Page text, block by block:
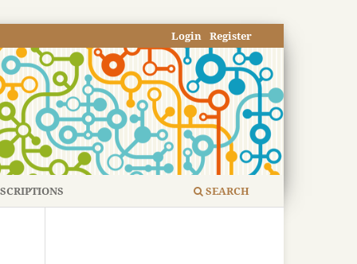
SEARCH
Register
Login